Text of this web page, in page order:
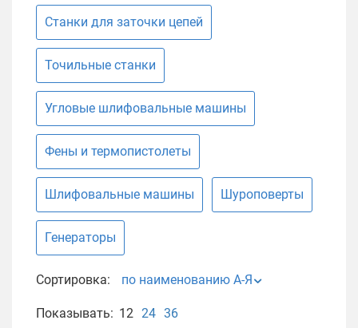
Станки для заточки цепей
Точильные станки
Угловые шлифовальные машины
Фены и термопистолеты
Шлифовальные машины Шуроповерты
Генераторы
Сортировка: по наименованию А-Я
Показывать: 12 24 36